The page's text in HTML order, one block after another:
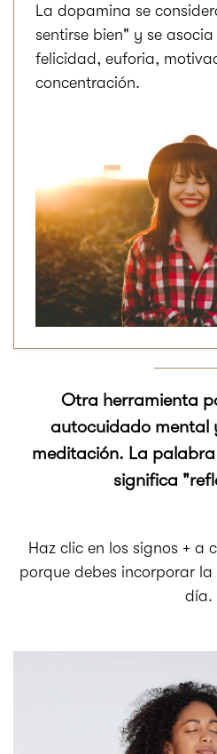
La dopamina se
sentirse bien" y se
felicidad, euforia,
concentración.
Otra herramienta
autocuidado mental
meditación. La
significa
Haz clic en los signos + a
porque debes incorporar
día.